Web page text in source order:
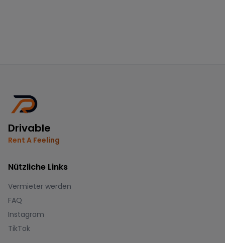
Drivable
Rent A Feeling
Nützliche Links
Vermieter werden
FAQ
Instagram
TikTok